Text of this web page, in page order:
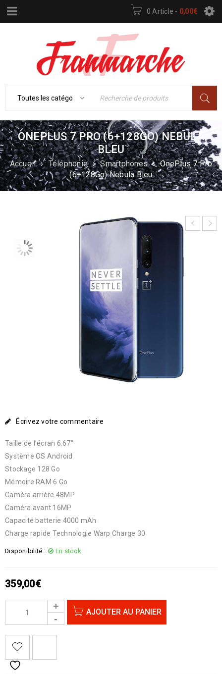
0 Article - 0,00€
ONEPLUS 7 PRO (6+128GO) NEBULA
BLEU
Accueil › Téléphonie › Smartphones › OnePlus 7 Pro
(6+128Go) Nebula Bleu
Écrivez votre commentaire
Taille de l’écran 6.67″
Système OS Android
Stockage 128 Go
Mémoire RAM 6 Go
Caméra arrière 48MP
Caméra avant 16MP
Capacité batterie 4000 mAh
Charge rapide Technologie Warp Charge 30
Disponibilité : En stock
359,00€
AJOUTER AU PANIER